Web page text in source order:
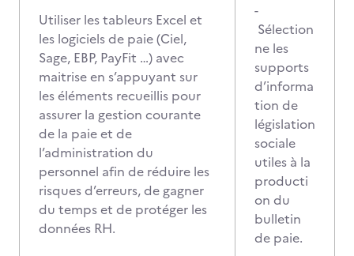
Utiliser les tableurs Excel et
les logiciels de paie (Ciel,
Sage, EBP, PayFit …) avec
maitrise en s’appuyant sur
les éléments recueillis pour
assurer la gestion courante
de la paie et de
l’administration du
personnel afin de réduire les
risques d’erreurs, de gagner
du temps et de protéger les
données RH.
-
Sélection
ne les
supports
d’informa
tion de
législation
sociale
utiles à la
producti
on du
bulletin
de paie.